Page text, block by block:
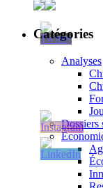
Catégories
Analyses
Dossiers